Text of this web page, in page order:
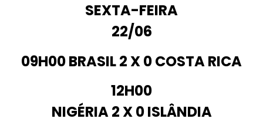
SEXTA-FEIRA
22/06
09H00BRASIL2 X 0COSTA RICA
12H00
NIGÉRIA2 X 0ISLÂNDIA